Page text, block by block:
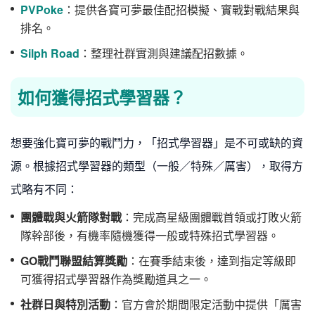
PVPoke ：提供各寶可夢最佳配招模擬、實戰對戰結果與
排名。
Silph Road ：整理社群實測與建議配招數據。
如何獲得招式學習器？
想要強化寶可夢的戰鬥力，「招式學習器」是不可或缺的資
源。根據招式學習器的類型（一般／特殊／厲害），取得方
式略有不同：
團體戰與火箭隊對戰：完成高星級團體戰首領或打敗火箭
隊幹部後，有機率隨機獲得一般或特殊招式學習器。
GO戰鬥聯盟結算獎勵 ：在賽季結束後，達到指定等級即
可獲得招式學習器作為獎勵道具之一。
社群日與特別活動 ：官方會於期間限定活動中提供「厲害